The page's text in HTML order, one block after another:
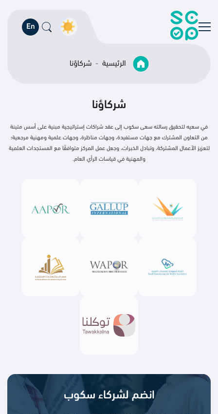
En
الرئيسية شركاؤنا
شركاؤنا
في سعيه لتحقيق رسالته سعى سكوب إلى عقد شراكات إستراتيجية مبنية على أسس متينة
من التعاون المشترك مع جهات مستفيدة، وجهات مناظرة، وجهات علمية ومهنية مرجعية؛
لتعزيز الأعمال المشتركة، وتبادل الخبرات، وجعل عمل المركز متوافقًا مع المستجدات العلمية
والمهنية في قياسات الرأي العام.
انضم لشركاء سكوب